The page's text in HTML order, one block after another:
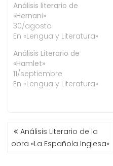
Análisis literario de
«Hernani»
30/agosto
En «Lengua y Literatura»
Análisis Literario de
«Hamlet»
11/septiembre
En «Lengua y Literatura»
NAVEGACIÓN
DE
ENTRADAS
Análisis Literario de la
obra «La Española Inglesa»